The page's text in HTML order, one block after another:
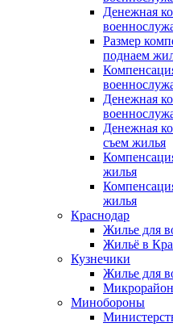
Денежная
Размер
поднаем
Денежная
Денежная
съем жилья
жилья
жилья
Краснодар
Жилье для
Жильё в
Кузнечики
Жилье для
Минобороны